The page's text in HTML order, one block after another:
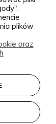
Twojego
Parze
to
i
plików
oraz